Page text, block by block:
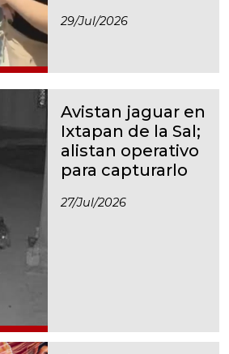
29/jul/2026
Avistan jaguar en
Ixtapan de la Sal;
alistan operativo
para capturarlo
27/jul/2026